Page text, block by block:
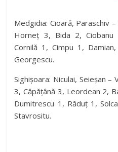
i
Medgidia: Cioară, Paraschiv
Horneț 3, Bida 2,
Cornilă 1, Cimpu 1,
Georgescu.
Sighișoara: Niculai, Seieșan
3, Căpățână 3, Leordean 2,
Dumitrescu 1, Răduț 1,
Stavrositu.